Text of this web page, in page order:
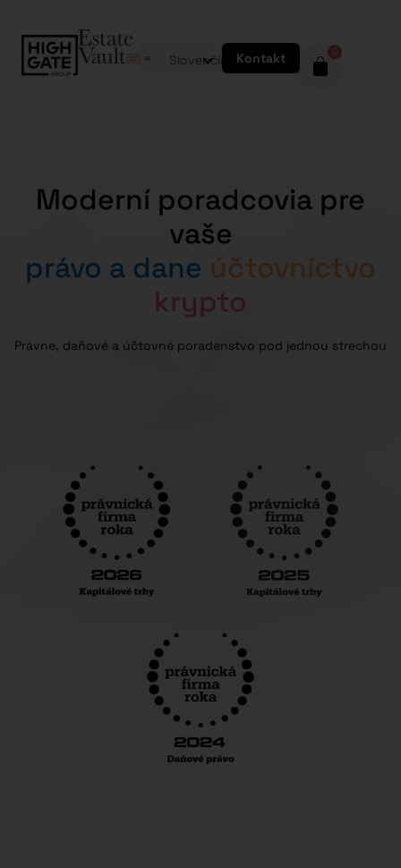
Slovenčina Kontakt 0
Moderní poradcovia pre
vaše
právo a dane účtovníctvo
krypto
Právne, daňové a účtovné poradenstvo pod jednou strechou